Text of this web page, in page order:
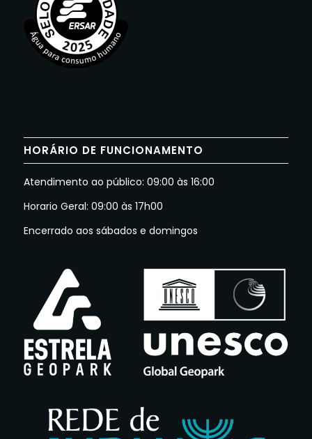
HORÁRIO DE FUNCIONAMENTO
Atendimento ao público: 09:00 às 16:00
Horario Geral: 09:00 às 17h00
Encerrado aos sábados e domingos